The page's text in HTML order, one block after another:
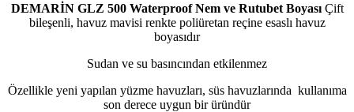
DEMARİN GLZ 500 Waterproof Nem ve Rutubet BoyasıÇift
bileşenli, havuz mavisi renkte poliüretan reçine esaslı havuz
boyasıdır
Sudan ve su basıncından etkilenmez
Özellikle yeni yapılan yüzme havuzları, süs havuzlarında kullanıma
son derece uygun bir üründür